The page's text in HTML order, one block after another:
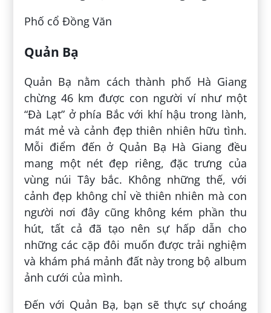
Phố cổ Đồng Văn
Quản Bạ
Quản Bạ nằm cách thành phố Hà Giang
chừng 46 km được con người ví như một
“Đà Lạt” ở phía Bắc với khí hậu trong lành,
mát mẻ và cảnh đẹp thiên nhiên hữu tình.
Mỗi điểm đến ở Quản Bạ Hà Giang đều
mang một nét đẹp riêng, đặc trưng của
vùng núi Tây bắc. Không những thế, với
cảnh đẹp không chỉ về thiên nhiên mà con
người nơi đây cũng không kém phần thu
hút, tất cả đã tạo nên sự hấp dẫn cho
những các cặp đôi muốn được trải nghiệm
và khám phá mảnh đất này trong bộ album
ảnh cưới của mình.
Đến với Quản Bạ, bạn sẽ thực sự choáng